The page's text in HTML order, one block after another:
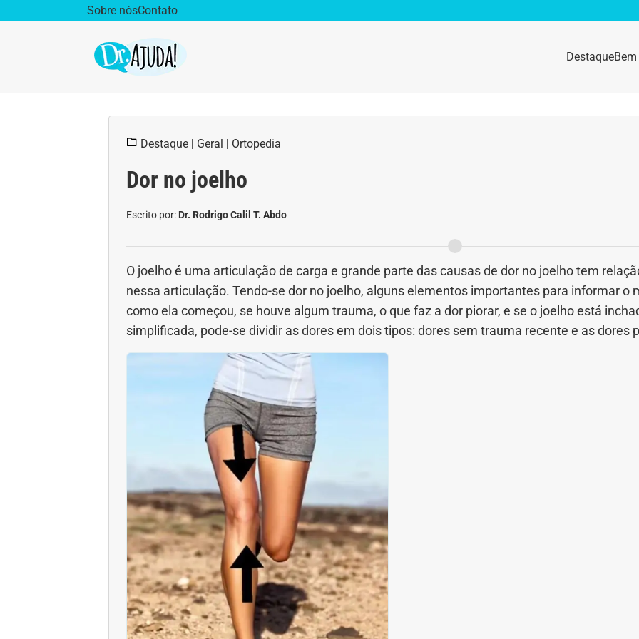
Sobre nósContato
Destaque
Vida Saudável
Aparelho Digestivo
Cirurgia Plástica
Doenças Respiratórias Drogas Emagrecimento
Gravidez Imunidade Medicia Alternativa
Problemas Neurológicos
Saúde do idoso
Saúde dos ouvidos
Síndrome de Down Sono
Vacinas Vitaminas
Destaque | Geral | Ortopedia
Dor no joelho
Escrito por: Dr. Rodrigo Calil T. Abdo
O joelho é uma articulação de carga e grande parte das causas de dor no joelho tem
nessa articulação. Tendo-se dor no joelho, alguns elementos importantes para informar o
como ela começou, se houve algum trauma, o que faz a dor piorar, e se o joelho está
simplificada, pode-se dividir as dores em dois tipos: dores sem trauma recente e as dores